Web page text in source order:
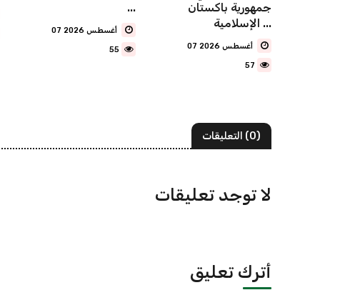
...
55
جمهورية باكستان
الإسلامية ...
57
(0) التعليقات
لا توجد تعليقات
أترك تعليق